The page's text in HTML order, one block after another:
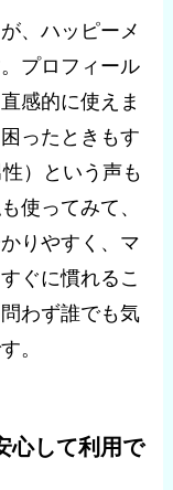
、ハッピーメ
プロフィール
感的に使えま
ったときもす
）という声も
使ってみて、
りやすく、マ
ぐに慣れるこ
わず誰でも気
。
心して利用で